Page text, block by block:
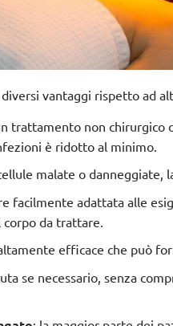
vantaggi rispetto ad
trattamento non chirurgico
è ridotto al minimo.
malate o danneggiate,
facilmente adattata alle
da trattare.
efficace che può
se necessario, senza